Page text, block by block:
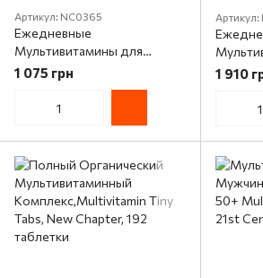
Артикул: NC0365
Ежедневные
Мультивитамины для
Женщин 40+, Every
Woman's, New Chapter, 24
таблетки
1 075 грн
Артикул:
Мужчин
One
таблеток
1 910